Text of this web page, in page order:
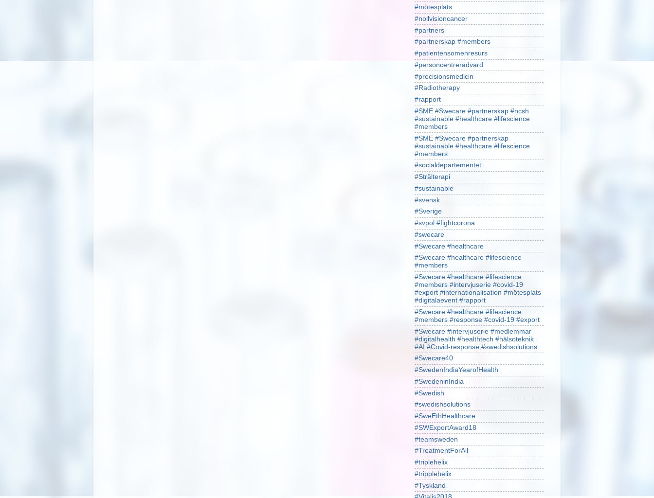
#mötesplats
#nollvisioncancer
#partners
#partnerskap #members
#patientensomenresurs
#personcentreradvard
#precisionsmedicin
#Radiotherapy
#rapport
#SME #Swecare #partnerskap #ncsh
#sustainable #healthcare #lifescience
#members
#SME #Swecare #partnerskap
#sustainable #healthcare #lifescience
#members
#socialdepartementet
#Strålterapi
#sustainable
#svensk
#Sverige
#svpol #fightcorona
#swecare
#Swecare #healthcare
#Swecare #healthcare #lifescience
#members
#Swecare #healthcare #lifescience
#members #intervjuserie #covid-19
#export #internationalisation #mötesplats
#digitalaevent #rapport
#Swecare #healthcare #lifescience
#members #response #covid-19 #export
#Swecare #intervjuserie #medlemmar
#digitalhealth #healthtech #hälsoteknik
#AI #Covid-response #swedishsolutions
#Swecare40
#SwedenIndiaYearofHealth
#SwedeninIndia
#Swedish
#swedishsolutions
#SweEthHealthcare
#SWExportAward18
#teamsweden
#TreatmentForAll
#triplehelix
#tripplehelix
#Tyskland